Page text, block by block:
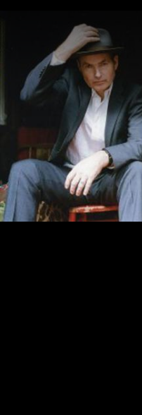
PJ Harvey
News
Live beim
Barcelona, Juni 2016